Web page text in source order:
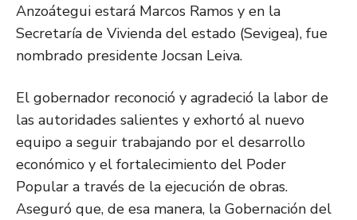
Anzoátegui estará Marcos Ramos y en la
Secretaría de Vivienda del estado (Sevigea), fue
nombrado presidente Jocsan Leiva.
El gobernador reconoció y agradeció la labor de
las autoridades salientes y exhortó al nuevo
equipo a seguir trabajando por el desarrollo
económico y el fortalecimiento del Poder
Popular a través de la ejecución de obras.
Aseguró que, de esa manera, la Gobernación del